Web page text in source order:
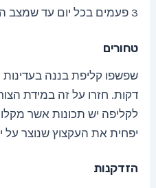
3 פעמים בכל יום עד שמצב העור מתקדם.
טחורים
לקליפה יש תכונות אשר
יפחית את העקצוץ שנוצר על
הזדקנות